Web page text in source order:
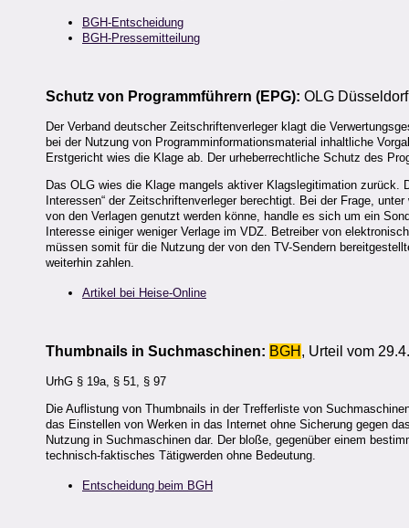
BGH-Entscheidung
BGH-Pressemitteilung
Schutz von Programmführern (EPG): OLG
Der Verband deutscher Zeitschriftenverleger klagt die
bei der Nutzung von Programminformationsmaterial inhaltliche
Erstgericht wies die Klage ab. Der urheberrechtliche Schutz des
Das OLG wies die Klage mangels aktiver Klagslegitimation zurück.
Interessen“ der Zeitschriftenverleger berechtigt. Bei der Frage,
von den Verlagen genutzt werden könne, handle es sich um ein
Interesse einiger weniger Verlage im VDZ. Betreiber von
müssen somit für die Nutzung der von den TV-Sendern
weiterhin zahlen.
Artikel bei Heise-Online
Thumbnails in Suchmaschinen: BGH , Urteil vom
UrhG § 19a, § 51, § 97
Die Auflistung von Thumbnails in der Trefferliste von
das Einstellen von Werken in das Internet ohne Sicherung gegen
Nutzung in Suchmaschinen dar. Der bloße, gegenüber einem
technisch-faktisches Tätigwerden ohne Bedeutung.
Entscheidung beim BGH